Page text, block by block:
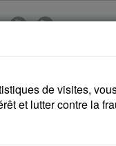
de visites,
et lutter contre la